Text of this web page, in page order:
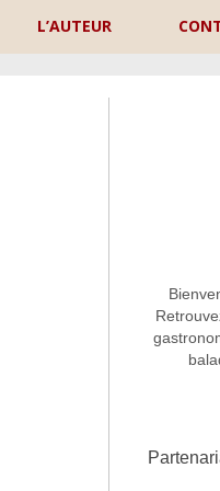
L’AUTEUR
Commentaire ou